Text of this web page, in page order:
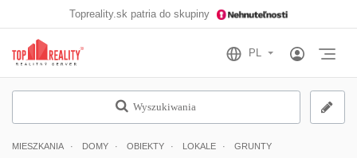
Topreality.sk patria do skupiny
Wyszukiwania
MIESZKANIA DOMY OBIEKTY LOKALE GRUNTY